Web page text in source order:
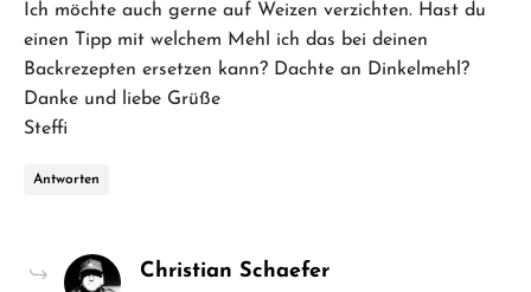
Ich möchte auch gerne auf Weizen verzichten. Hast du
einen Tipp mit welchem Mehl ich das bei deinen
Backrezepten ersetzen kann? Dachte an Dinkelmehl?
Danke und liebe Grüße
Steffi
Antworten
Christian Schaefersays: